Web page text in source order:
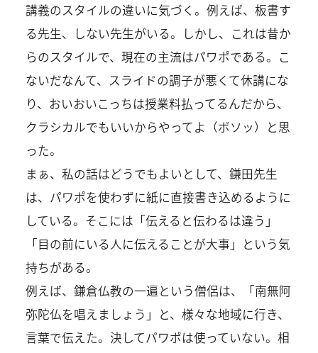
講義のスタイルの違いに気づく。例えば、板書す
る先生、しない先生がいる。しかし、これは昔か
らのスタイルで、現在の主流はパワポである。こ
ないだなんて、スライドの調子が悪くて休講にな
り、おいおいこっちは授業料払ってるんだから、
クラシカルでもいいからやってよ（ボソッ）と思
った。
まぁ、私の話はどうでもよいとして、鎌田先生
は、パワポを使わずに紙に直接書き込めるように
している。そこには「伝えると伝わるは違う」
「目の前にいる人に伝えることが大事」という気
持ちがある。
例えば、鎌倉仏教の一遍という僧侶は、「南無阿
弥陀仏を唱えましょう」と、様々な地域に行き、
言葉で伝えた。決してパワポは使っていない。相